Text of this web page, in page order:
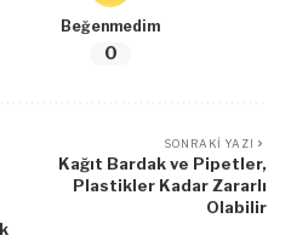
Beğenmedim
0
SONRAKI YAZI
Kağıt Bardak ve Pipetler,
Plastikler Kadar Zararlı
Olabilir